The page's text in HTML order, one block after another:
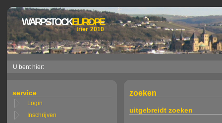
WARPSTOCKEUROPE
trier 2010
U bent hier:
service
Login
Inschrijven
zoeken
uitgebreidt zoeken